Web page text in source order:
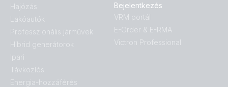
Hajózás
Lakóautók
Professzionális járművek
Hibrid generátorok
Ipari
Távközlés
Energia-hozzáférés
Bejelentkezés
VRM portál
E-Order & E-RMA
Victron Professional